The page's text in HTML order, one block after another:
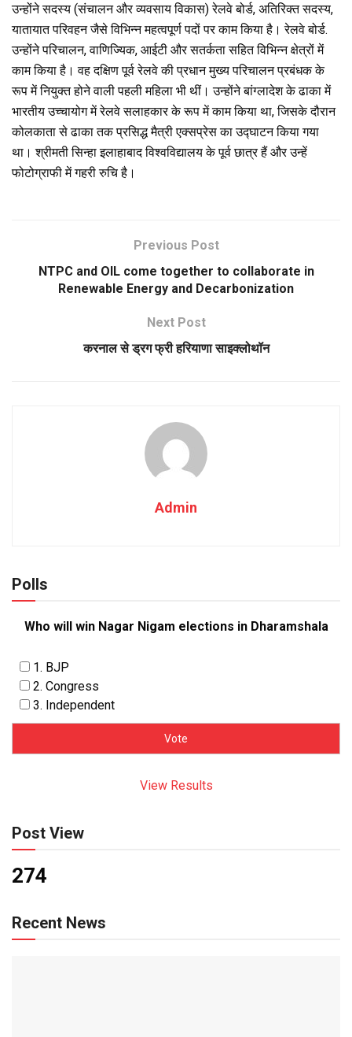
उन्होंने सदस्य (संचालन और व्यवसाय विकास) रेलवे बोर्ड, अतिरिक्त सदस्य,
यातायात परिवहन जैसे विभिन्न महत्वपूर्ण पदों पर काम किया है। रेलवे बोर्ड.
उन्होंने परिचालन, वाणिज्यिक, आईटी और सतर्कता सहित विभिन्न क्षेत्रों में
काम किया है। वह दक्षिण पूर्व रेलवे की प्रधान मुख्य परिचालन प्रबंधक के
रूप में नियुक्त होने वाली पहली महिला भी थीं। उन्होंने बांग्लादेश के ढाका में
भारतीय उच्चायोग में रेलवे सलाहकार के रूप में काम किया था, जिसके दौरान
कोलकाता से ढाका तक प्रसिद्ध मैत्री एक्सप्रेस का उद्घाटन किया गया
था। श्रीमती सिन्हा इलाहाबाद विश्वविद्यालय के पूर्व छात्र हैं और उन्हें
फोटोग्राफी में गहरी रुचि है।
Previous Post
NTPC and OIL come together to collaborate in
Renewable Energy and Decarbonization
Next Post
करनाल से ड्रग फ्री हरियाणा साइक्लोथॉन
Admin
Polls
Who will win Nagar Nigam elections in Dharamshala
1. BJP
2. Congress
3. Independent
View Results
Post View
274
Recent News